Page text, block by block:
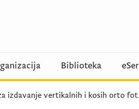
Biblioteka
izdavanje vertikalnih i kosih orto fot